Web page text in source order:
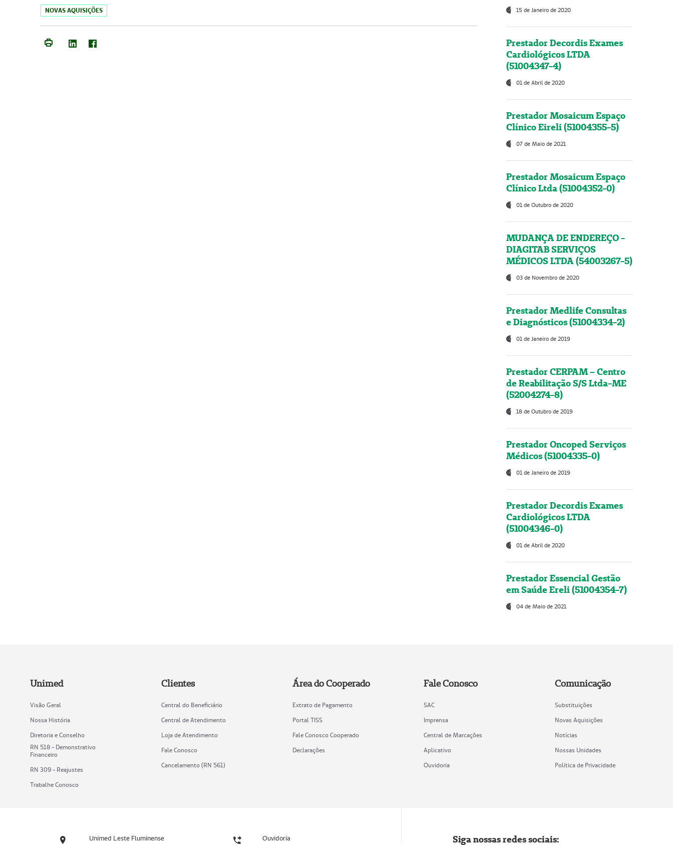
NOVAS AQUISIÇÕES 15 de Janeiro de 2020
Prestador Decordis Exames
Cardiológicos LTDA
(51004347-4)
01 de Abril de 2020
Prestador Mosaicum Espaço
Clínico Eireli (51004355-5)
07 de Maio de 2021
Prestador Mosaicum Espaço
Clínico Ltda (51004352-0)
01 de Outubro de 2020
MUDANÇA DE ENDEREÇO -
DIAGITAB SERVIÇOS
MÉDICOS LTDA (54003267-5)
03 de Novembro de 2020
Prestador Medlife Consultas
e Diagnósticos (51004334-2)
01 de Janeiro de 2019
Prestador CERPAM – Centro
de Reabilitação S/S Ltda-ME
(52004274-8)
18 de Outubro de 2019
Prestador Oncoped Serviços
Médicos (51004335-0)
01 de Janeiro de 2019
Prestador Decordis Exames
Cardiológicos LTDA
(51004346-0)
01 de Abril de 2020
Prestador Essencial Gestão
em Saúde Ereli (51004354-7)
04 de Maio de 2021
Unimed
Visão Geral
Nossa História
Diretoria e Conselho
RN 518 - Demonstrativo
Financeiro
RN 309 - Reajustes
Trabalhe Conosco
Clientes
Central do Beneficiário
Central de Atendimento
Loja de Atendimento
Fale Conosco
Cancelamento (RN 561)
Área do Cooperado
Extrato de Pagamento
Portal TISS
Fale Conosco Cooperado
Declarações
Fale Conosco
SAC
Imprensa
Central de Marcações
Aplicativo
Ouvidoria
Comunicação
Substituições
Novas Aquisições
Notícias
Nossas Unidades
Política de Privacidade
Unimed Leste Fluminense Ouvidoria Siga nossas redes sociais: